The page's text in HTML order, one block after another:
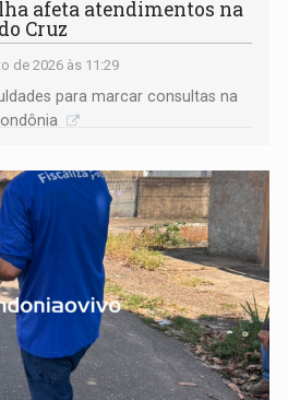
afeta atendimentos na
Cruz
de 2026 às 11:29
para marcar consultas na